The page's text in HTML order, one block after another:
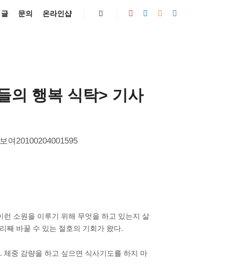
문의 온라인샵
의 행복 식탁> 기사
여20100204001595
소원을 이루기 위해 무엇을 하고 있는지 살
째 바꿀 수 있는 절호의 기회가 왔다.
중 감량을 하고 싶으면 식사기도를 하지 마